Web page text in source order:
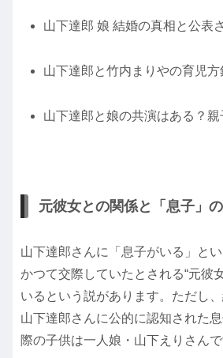
山下達郎 娘 結婚の真相と公表
山下達郎と竹内まりやの育児
山下達郎と娘の共演はある？
元彼女との関係と「息子」
山下達郎さんに「息子がいる」とい
かつて交際していたとされる“元彼
いるという説があります。ただし、
山下達郎さんに公的に認知された
際の子供は一人娘・山下えりさんで